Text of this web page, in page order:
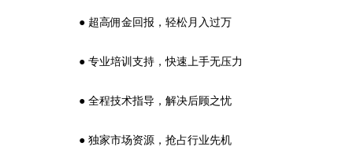
● 超高佣金回报，轻松月入过万
● 专业培训支持，快速上手无压力
● 全程技术指导，解决后顾之忧
● 独家市场资源，抢占行业先机